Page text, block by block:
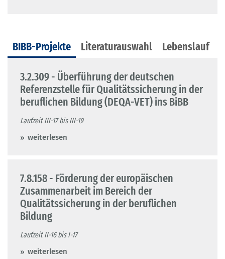
BIBB-Projekte Literaturauswahl Lebenslauf
3.2.309 - Überführung der deutschen
Referenzstelle für Qualitätssicherung in der
beruflichen Bildung (DEQA-VET) ins BiBB
Laufzeit III-17 bis III-19
weiterlesen
7.8.158 - Förderung der europäischen
Zusammenarbeit im Bereich der
Qualitätssicherung in der beruflichen
Bildung
Laufzeit II-16 bis I-17
weiterlesen